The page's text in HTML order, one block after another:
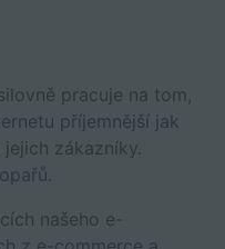
pracuje na tom,
příjemnější jak
zákazníky.
našeho e-